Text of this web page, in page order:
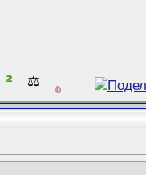
2 ⚖️ 0